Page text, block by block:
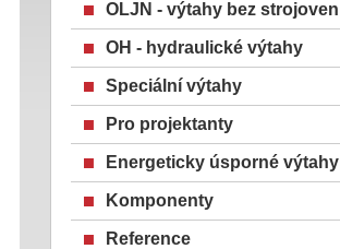
OLJN - výtahy bez strojoven
OH - hydraulické výtahy
Speciální výtahy
Pro projektanty
Energeticky úsporné výtahy
Komponenty
Reference